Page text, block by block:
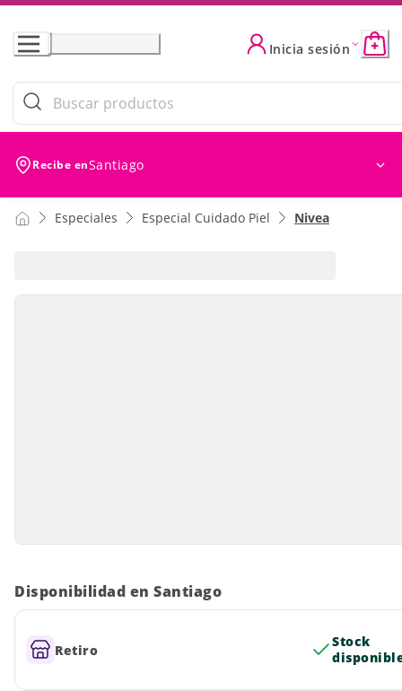
Skip
Content
Inicia sesión
Recibe enSantiago
Especiales Especial Cuidado Piel Nivea
Disponibilidad en Santiago
Retiro
Stock